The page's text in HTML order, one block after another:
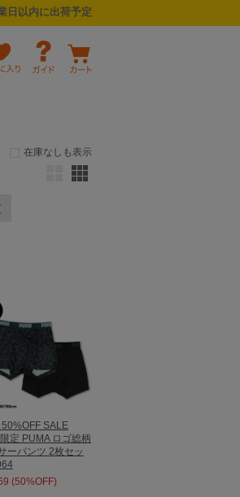
日以内に出荷予定
在庫なしも表示
SALE
定 PUMA ロゴ総柄
ーパンツ 2枚セッ
(50%OFF)